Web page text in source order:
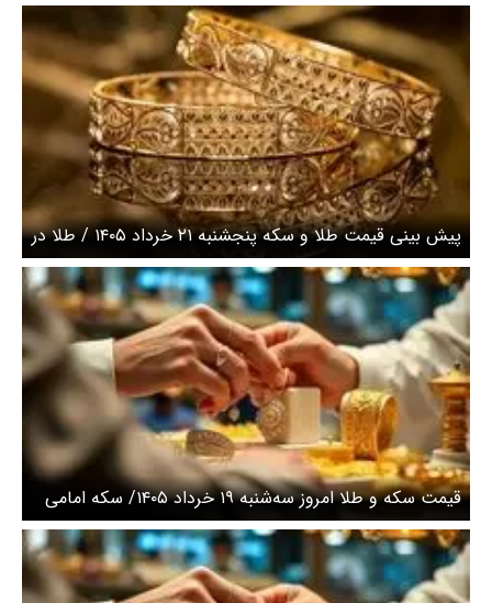
پیش بینی قیمت طلا و سکه پنجشنبه ۲۱ خرداد ۱۴۰۵ / طلا در
کانال ۱۷ میلیون تومانی معامله شد
قیمت سکه و طلا امروز سه‌شنبه ۱۹ خرداد ۱۴۰۵/ سکه امامی
امروز چند؟ + جدول